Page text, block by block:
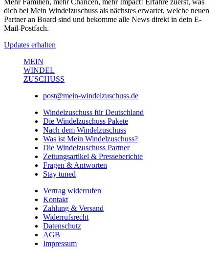
Mehr Familien, mehr Chancen, mehr Impact! Erfahre zuerst, was
dich bei Mein Windelzuschuss als nächstes erwartet, welche neuen
Partner an Board sind und bekomme alle News direkt in dein E-
Mail-Postfach.
Updates erhalten
MEIN
WINDEL
ZUSCHUSS
post@mein-windelzuschuss.de
Windelzuschuss für Deutschland
Die Windelzuschuss Pakete
Nach dem Windelzuschuss
Was ist Mein Windelzuschuss?
Die Windelzuschuss Partner
Zeitungsartikel & Presseberichte
Fragen & Antworten
Stay tuned
Vertrag widerrufen
Kontakt
Zahlung & Versand
Widerrufsrecht
Datenschutz
AGB
Impressum